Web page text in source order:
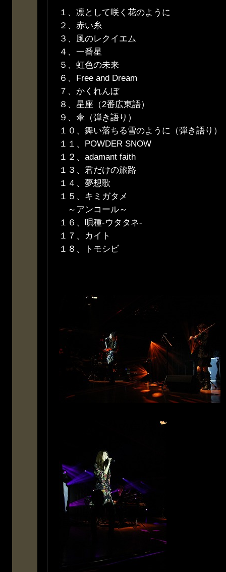
１、凛として咲く花のように
２、赤い糸
３、風のレクイエム
４、一番星
５、虹色の未来
６、Free and Dream
７、かくれんぼ
８、星座（2番広東語）
９、傘（弾き語り）
１０、舞い落ちる雪のように（弾き語り）
１１、POWDER SNOW
１２、adamant faith
１３、君だけの旅路
１４、夢想歌
１５、キミガタメ
～アンコール～
１６、唄種-ウタタネ-
１７、カイト
１８、トモシビ